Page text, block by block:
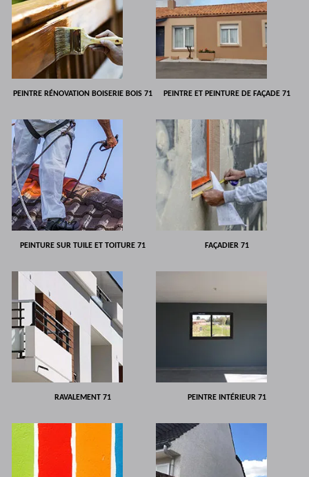
PEINTRE RÉNOVATION BOISERIE BOIS 71 PEINTRE ET PEINTURE DE FAÇADE 71
PEINTURE SUR TUILE ET TOITURE 71 FAÇADIER 71
RAVALEMENT 71 PEINTRE INTÉRIEUR 71